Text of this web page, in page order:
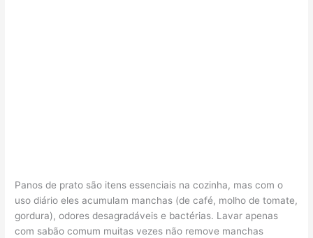
Panos de prato são itens essenciais na cozinha, mas com o
uso diário eles acumulam manchas (de café, molho de tomate,
gordura), odores desagradáveis e bactérias. Lavar apenas
com sabão comum muitas vezes não remove manchas